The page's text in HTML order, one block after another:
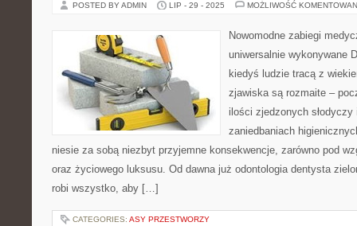
POSTED BY ADMIN LIP - 29 - 2025 MOŻLIWOŚĆ
Nowomodne zabiegi
uniwersalnie wykonywane
kiedyś ludzie tracą z
zjawiska są rozmaite –
ilości zjedzonych
zaniedbaniach
niesie za sobą niezbyt przyjemne konsekwencje, zarówno pod
oraz życiowego luksusu. Od dawna już odontologia dentysta
robi wszystko, aby […]
CATEGORIES: ASY PRZESTWORZY